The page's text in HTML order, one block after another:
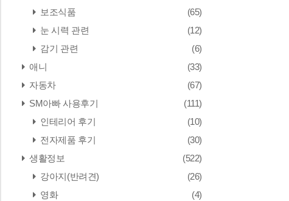
보조식품
(65)
눈 시력 관련
(12)
감기 관련
(6)
애니
(33)
자동차
(67)
SM아빠 사용후기
(111)
인테리어 후기
(10)
전자제품 후기
(30)
생활정보
(522)
강아지(반려견)
(26)
영화
(4)